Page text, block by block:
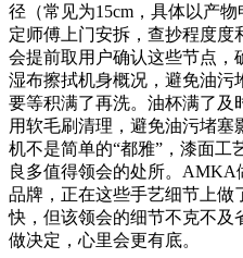
径（常见为15cm，具体以产
定师傅上门安拆，查抄程度
会提前取用户确认这些节点，
湿布擦拭机身概况，避免油污
要等积满了再洗。油杯满了及
用软毛刷清理，避免油污堵
机不是简单的“都雅”，漆面工
良多值得领会的处所。
品牌，正在这些手艺细节上做
快，但该领会的细节不克不及
做决定，心里会更有底。